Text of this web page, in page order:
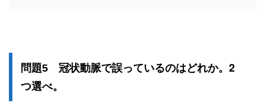
問題5 冠状動脈で誤っているのはどれか。 2
つ選べ。